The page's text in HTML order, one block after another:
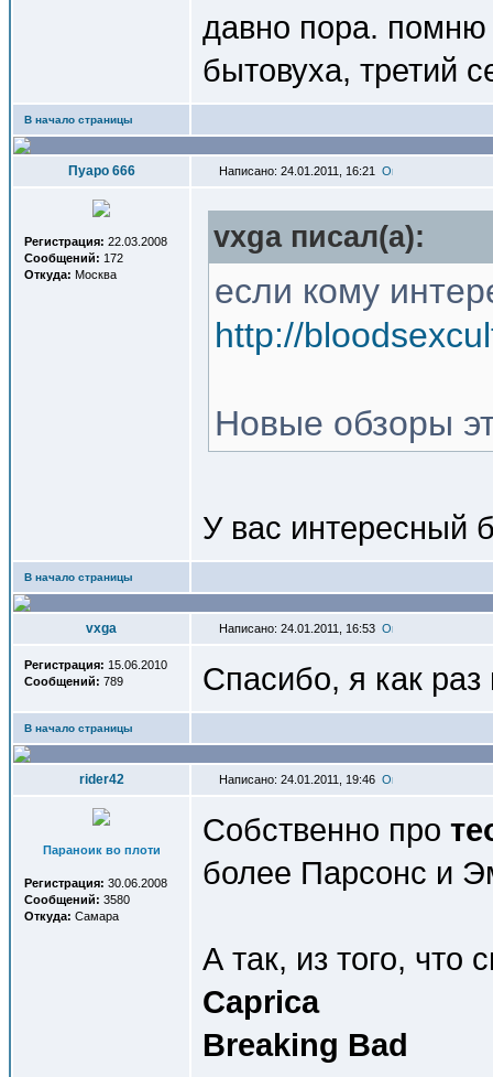
давно пора. помню
бытовуха, третий
В начало страницы
Пуаро 666 Написано: 24.01.2011, 16:21
Регистрация: 22.03.2008
Сообщений: 172
Откуда: Москва
vxga писал(a):
если кому
http://
Новые обзоры
У вас интересный
В начало страницы
vxga Написано: 24.01.2011, 16:53
Регистрация: 15.06.2010
Сообщений: 789 Спасибо, я как
В начало страницы
rider42 Написано: 24.01.2011, 19:46
Параноик во плоти
Регистрация: 30.06.2008
Сообщений: 3580
Откуда: Самара
Собственно про
более Парсонс и
А так, из того, что
Caprica
Breaking Bad